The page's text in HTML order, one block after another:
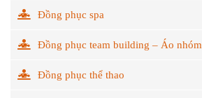
Đồng phục spa
Đồng phục team building – Áo nhóm
Đồng phục thể thao